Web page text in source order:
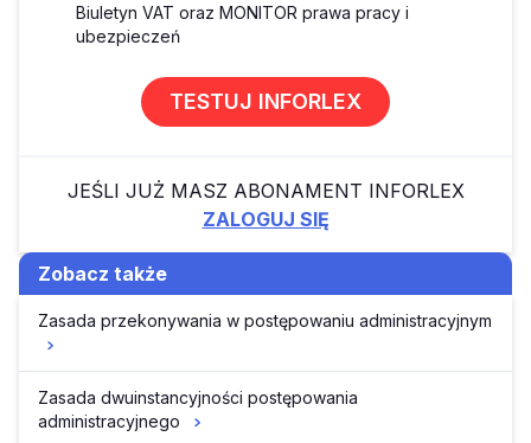
Biuletyn VAT oraz MONITOR prawa pracy i
ubezpieczeń
TESTUJ INFORLEX
JEŚLI JUŻ MASZ ABONAMENT INFORLEX
ZALOGUJ SIĘ
Zobacz także
Zasada przekonywania w postępowaniu administracyjnym
Zasada dwuinstancyjności postępowania
administracyjnego